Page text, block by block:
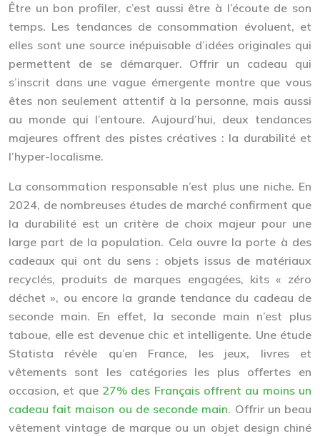
Être un bon profiler, c’est aussi être à l’écoute de son
temps. Les tendances de consommation évoluent, et
elles sont une source inépuisable d’idées originales qui
permettent de se démarquer. Offrir un cadeau qui
s’inscrit dans une vague émergente montre que vous
êtes non seulement attentif à la personne, mais aussi
au monde qui l’entoure. Aujourd’hui, deux tendances
majeures offrent des pistes créatives : la durabilitéet
l’hyper-localisme.
La consommation responsable n’est plus une niche. En
2024, de nombreuses études de marché confirment que
la durabilité est un critère de choix majeur pour une
large part de la population. Cela ouvre la porte à des
cadeaux qui ont du sens : objets issus de matériaux
recyclés, produits de marques engagées, kits « zéro
déchet », ou encore la grande tendance du cadeau de
seconde main. En effet, la seconde main n’est plus
taboue, elle est devenue chic et intelligente. Une étude
Statista révèle qu’en France, les jeux, livres et
vêtements sont les catégories les plus offertes en
occasion, et que 27% des Français offrent au moins un
cadeau fait maison ou de seconde main. Offrir un beau
vêtement vintage de marque ou un objet design chiné